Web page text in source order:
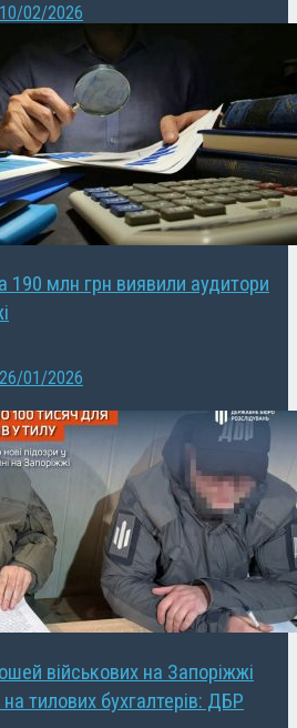
10/02/2026
190 млн грн виявили аудитори
26/01/2026
військових на Запоріжжі
тилових бухгалтерів: ДБР